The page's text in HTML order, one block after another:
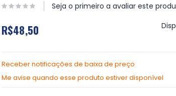
Seja o primeiro a avaliar este
R$48,50
Receber notificações de baixa de preço
Me avise quando esse produto estiver disponível